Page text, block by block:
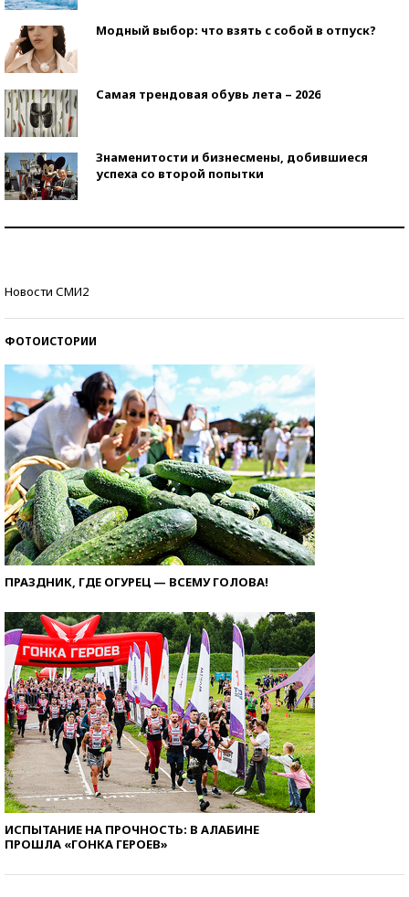
Модный выбор: что взять с собой в отпуск?
Самая трендовая обувь лета – 2026
Знаменитости и бизнесмены, добившиеся
успеха со второй попытки
Новости СМИ2
ФОТОИСТОРИИ
ПРАЗДНИК, ГДЕ ОГУРЕЦ — ВСЕМУ ГОЛОВА!
ИСПЫТАНИЕ НА ПРОЧНОСТЬ: В АЛАБИНЕ
ПРОШЛА «ГОНКА ГЕРОЕВ»